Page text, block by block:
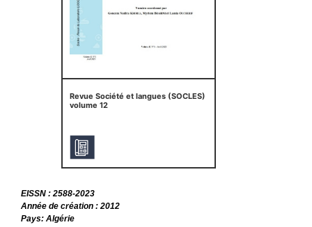
Revue Société et langues (SOCLES)
volume 12
EISSN : 2588-2023
Année de création : 2012
Pays: Algérie